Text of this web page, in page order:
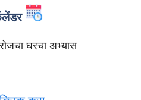
घरचा अभ्यास